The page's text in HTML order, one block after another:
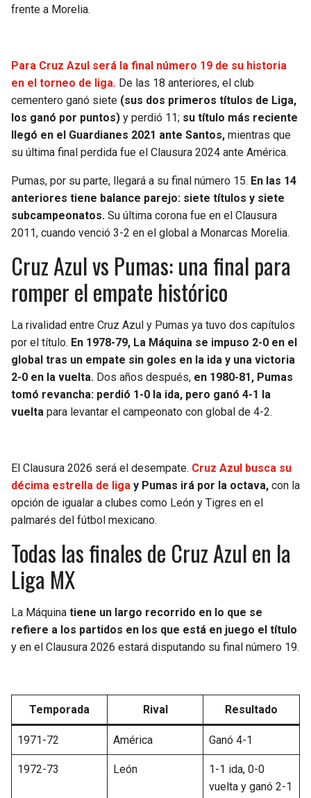
frente a Morelia.
Para Cruz Azul será la final número 19 de su historia
en el torneo de liga. De las 18 anteriores, el club
cementero ganó siete (sus dos primeros títulos de Liga,
los ganó por puntos) y perdió 11; su título más reciente
llegó en el Guardianes 2021 ante Santos, mientras que
su última final perdida fue el Clausura 2024 ante América.
Pumas, por su parte, llegará a su final número 15. En las 14
anteriores tiene balance parejo: siete títulos y siete
subcampeonatos. Su última corona fue en el Clausura
2011, cuando venció 3-2 en el global a Monarcas Morelia.
Cruz Azul vs Pumas: una final para
romper el empate histórico
La rivalidad entre Cruz Azul y Pumas ya tuvo dos capítulos
por el título. En 1978-79, La Máquina se impuso 2-0 en el
global tras un empate sin goles en la ida y una victoria
2-0 en la vuelta. Dos años después, en 1980-81, Pumas
tomó revancha: perdió 1-0 la ida, pero ganó 4-1 la
vuelta para levantar el campeonato con global de 4-2.
El Clausura 2026 será el desempate. Cruz Azul busca su
décima estrella de liga y Pumas irá por la octava, con la
opción de igualar a clubes como León y Tigres en el
palmarés del fútbol mexicano.
Todas las finales de Cruz Azul en la
Liga MX
La Máquina tiene un largo recorrido en lo que se
refiere a los partidos en los que está en juego el título
y en el Clausura 2026 estará disputando su final número 19.
Temporada Rival Resultado
1971-72 América Ganó 4-1
1972-73 León
1-1 ida, 0-0
vuelta y ganó 2-1